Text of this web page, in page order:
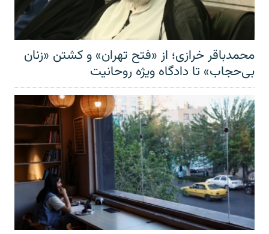
محمدباقر خرازی؛ از «فتح تهران» و کشتن «زنان
بی‌حجاب» تا دادگاه ویژه روحانیت